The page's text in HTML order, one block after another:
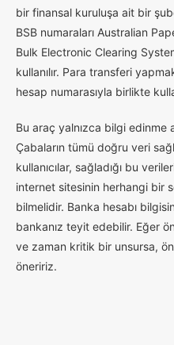
bir finansal kuruluşa ait bir
BSB numaraları Australian
Bulk Electronic Clearing
kullanılır. Para transferi
hesap numarasıyla birlikte
Bu araç yalnızca bilgi edinme
Çabaların tümü doğru veri
kullanıcılar, sağladığı bu
internet sitesinin herhangi bir
bilmelidir. Banka hesabı
bankanız teyit edebilir. Eğer
ve zaman kritik bir unsursa,
öneririz.